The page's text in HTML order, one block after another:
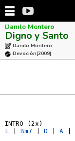
Danilo Montero
Digno y Santo
Danilo Montero
Devoción[2009]
E | Bm7 | D | A |